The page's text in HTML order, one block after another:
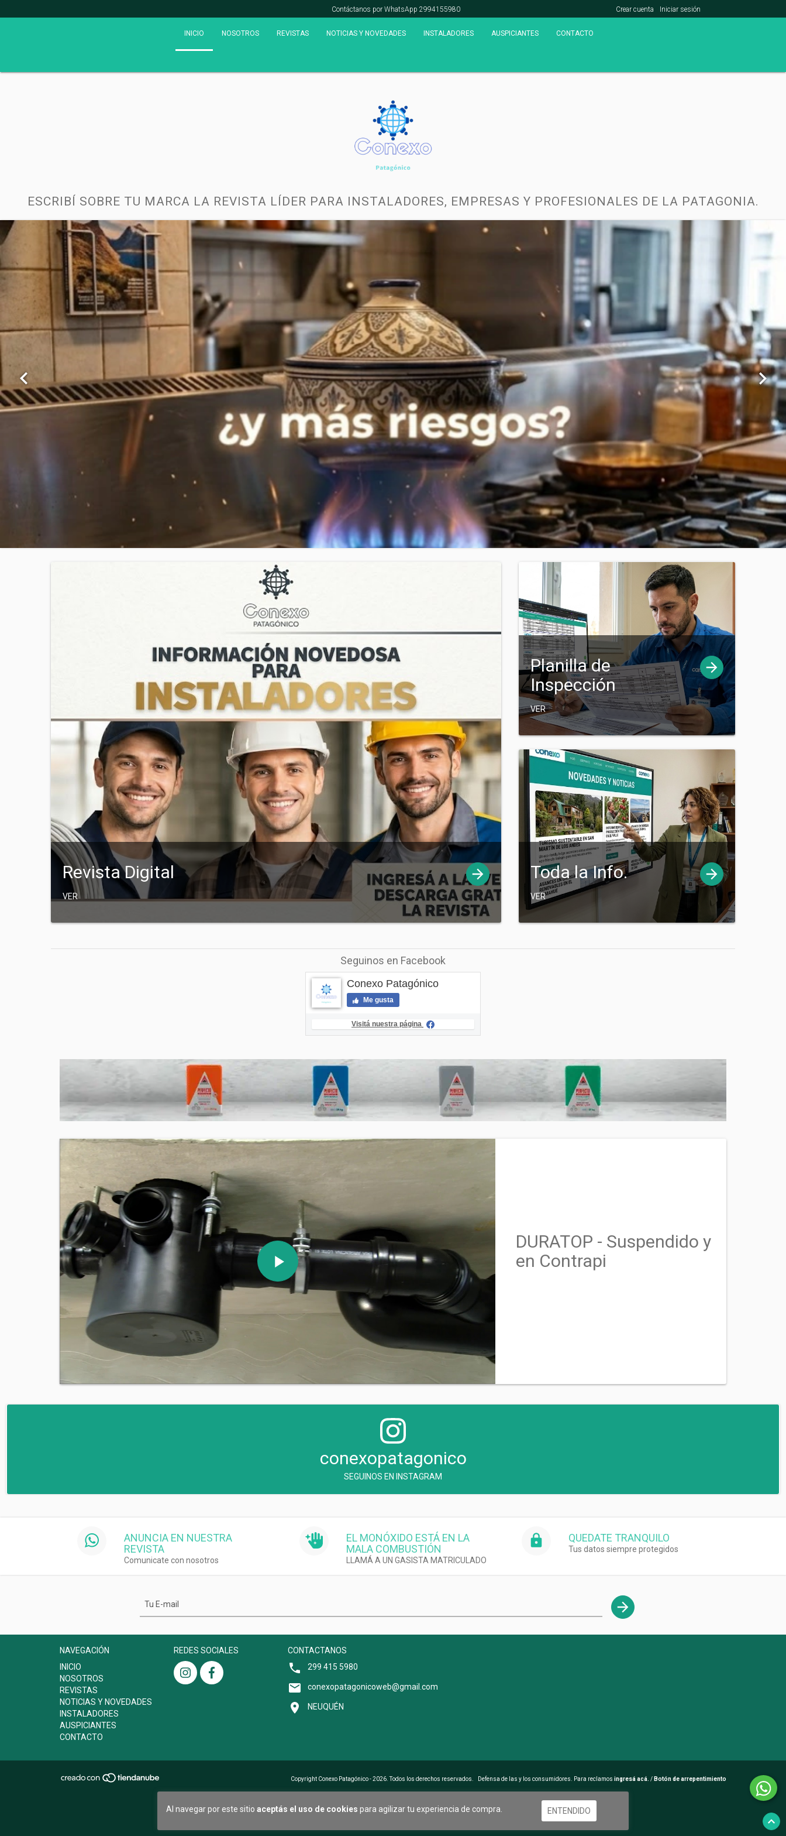
Contáctanos por WhatsApp 2994155980 Crear cuenta Iniciar sesión
INICIO NOSOTROS REVISTAS NOTICIAS Y NOVEDADES INSTALADORES AUSPICIANTES CONTACTO
Al navegar por este sitio aceptás el uso de cookies para agilizar tu experiencia de compra. ENTENDIDO
ESCRIBÍ SOBRE TU MARCA LA REVISTA LÍDER PARA INSTALADORES, EMPRESAS Y PROFESIONALES DE LA PATAGONIA.
Revista Digital
VER
Planilla de
Inspección
VER
Toda la Info.
VER
Seguinos en Facebook
Conexo Patagónico
Me gusta
Visitá nuestra página
DURATOP - Suspendido y
en Contrapi
conexopatagonico
SEGUINOS EN INSTAGRAM
ANUNCIA EN NUESTRA
REVISTA
Comunicate con nosotros
EL MONÓXIDO ESTÁ EN LA
MALA COMBUSTIÓN
LLAMÁ A UN GASISTA MATRICULADO
QUEDATE TRANQUILO
Tus datos siempre protegidos
NAVEGACIÓN
INICIO
NOSOTROS
REVISTAS
NOTICIAS Y NOVEDADES
INSTALADORES
AUSPICIANTES
CONTACTO
REDES SOCIALES
CONTACTANOS
299 415 5980
conexopatagonicoweb@gmail.com
NEUQUÉN
Copyright Conexo Patagónico - 2026. Todos los derechos reservados. Defensa de las y los consumidores. Para reclamos ingresá acá. / Botón de arrepentimiento